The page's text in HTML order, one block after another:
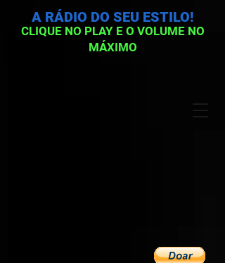
CLIQUE NO PLAY E O VOLUME NO
MÁXIMO
A RÁDIO DO SEU ESTILO!